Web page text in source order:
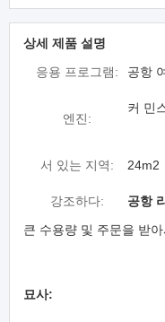
상세 제품 설명
응용 프로그램:
공항
엔진:
커 민
서 있는 지역: 24m2
강조하다: 공항
큰 수용량 및 주문을 받
묘사: